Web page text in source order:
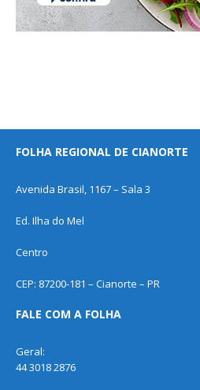
FOLHA REGIONAL DE CIANORTE
Avenida Brasil, 1167 – Sala 3
Ed. Ilha do Mel
Centro
CEP: 87200-181 – Cianorte – PR
FALE COM A FOLHA
Geral:
44 3018 2876